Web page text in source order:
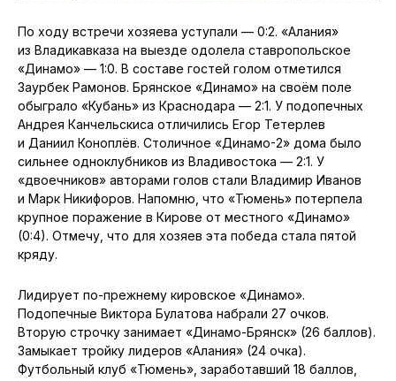
По ходу встречи хозяева уступали — 0:2. «Алания»
из Владикавказа на выезде одолела ставропольское
«Динамо» — 1:0. В составе гостей голом отметился
Заурбек Рамонов. Брянское «Динамо» на своём поле
обыграло «Кубань» из Краснодара — 2:1. У подопечных
Андрея Канчельскиса отличились Егор Тетерлев
и Даниил Коноплёв. Столичное «Динамо-2» дома было
сильнее одноклубников из Владивостока — 2:1. У
«двоечников» авторами голов стали Владимир Иванов
и Марк Никифоров. Напомню, что «Тюмень» потерпела
крупное поражение в Кирове от местного «Динамо»
(0:4). Отмечу, что для хозяев эта победа стала пятой
кряду.
Лидирует по-прежнему кировское «Динамо».
Подопечные Виктора Булатова набрали 27 очков.
Вторую строчку занимает «Динамо-Брянск» (26 баллов).
Замыкает тройку лидеров «Алания» (24 очка).
Футбольный клуб «Тюмень», заработавший 18 баллов,